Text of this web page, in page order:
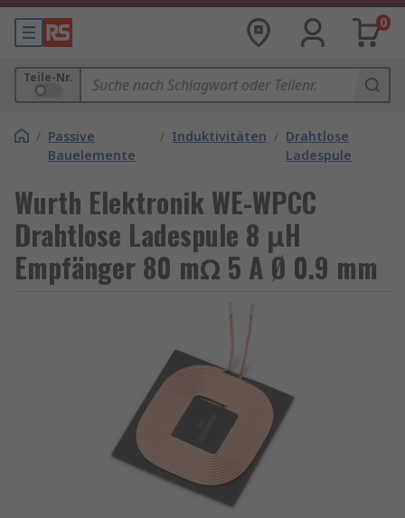
0
Teile-Nr.
/ Passive
Bauelemente
/ Induktivitäten / Drahtlose
Ladespule
Wurth Elektronik WE-WPCC
Drahtlose Ladespule 8 μH
Empfänger 80 mΩ 5 A Ø 0.9 mm